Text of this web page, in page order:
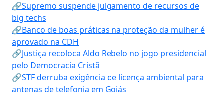
🔗Supremo suspende julgamento de recursos de
big techs
🔗Banco de boas práticas na proteção da mulher é
aprovado na CDH
🔗Justiça recoloca Aldo Rebelo no jogo presidencial
pelo Democracia Cristã
🔗STF derruba exigência de licença ambiental para
antenas de telefonia em Goiás